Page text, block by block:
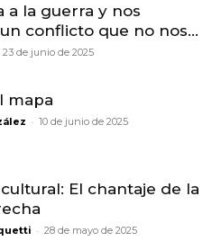
a la guerra y nos
conflicto que no nos...
23 de junio de 2025
mapa
- 10 de junio de 2025
El chantaje de la
- 28 de mayo de 2025